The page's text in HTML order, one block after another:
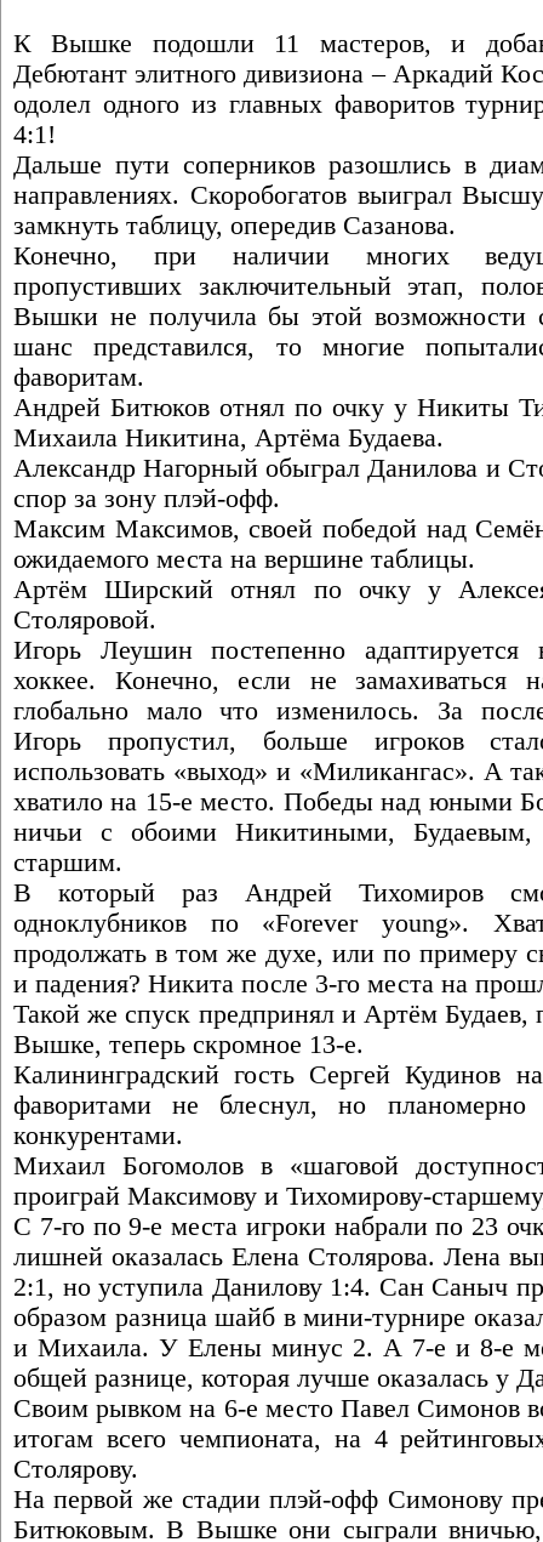
К Вышке подошли 11 мастеров, и
Дебютант элитного дивизиона – Аркадий
одолел одного из главных фаворитов
4:1!
Дальше пути соперников разошлись в
направлениях. Скоробогатов выиграл
замкнуть таблицу, опередив Сазанова.
Конечно, при наличии многих
пропустивших заключительный этап,
Вышки не получила бы этой возможности
шанс представился, то многие
фаворитам.
Андрей Битюков отнял по очку у Никиты
Михаила Никитина, Артёма Будаева.
Александр Нагорный обыграл Данилова и
спор за зону плэй-офф.
Максим Максимов, своей победой над
ожидаемого места на вершине таблицы.
Артём Ширский отнял по очку у
Столяровой.
Игорь Леушин постепенно адаптируется
хоккее. Конечно, если не замахиваться
глобально мало что изменилось. За
Игорь пропустил, больше игроков
использовать «выход» и «Миликангас». А
хватило на 15-е место. Победы над юными
ничьи с обоими Никитиными, Будаевым,
старшим.
В который раз Андрей Тихомиров
одноклубников по «Forever young».
продолжать в том же духе, или по примеру
и падения? Никита после 3-го места на
Такой же спуск предпринял и Артём Будаев,
Вышке, теперь скромное 13-е.
Калининградский гость Сергей Кудинов
фаворитами не блеснул, но
конкурентами.
Михаил Богомолов в «шаговой
проиграй Максимову и Тихомирову-
С 7-го по 9-е места игроки набрали по 23
лишней оказалась Елена Столярова. Лена
2:1, но уступила Данилову 1:4. Сан Саныч
образом разница шайб в мини-турнире
и Михаила. У Елены минус 2. А 7-е и 8-е
общей разнице, которая лучше оказалась у
Своим рывком на 6-е место Павел Симонов
итогам всего чемпионата, на 4
Столярову.
На первой же стадии плэй-офф Симонову
Битюковым. В Вышке они сыграли